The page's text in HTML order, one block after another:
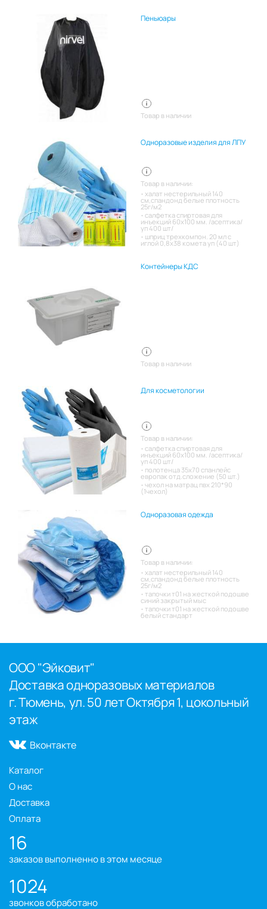
Пеньюары
Товар в наличии
Одноразовые изделия для ЛПУ
Товар в наличии:
халат нестерильный 140
см,спандонд белые плотность
25г/м2
салфетка спиртовая для
инъекций 60х100 мм. /асептика/
уп 400 шт/
шприц трехкомпон. 20 мл с
иглой 0,8х38 комета уп (40 шт)
Контейнеры КДС
Товар в наличии
Для косметологии
Товар в наличии:
салфетка спиртовая для
инъекций 60х100 мм. /асептика/
уп 400 шт/
полотенца 35х70 спанлейс
европак отд.сложение (50 шт.)
чехол на матрац пвх 210*90
(1чехол)
Одноразовая одежда
Товар в наличии:
халат нестерильный 140
см,спандонд белые плотность
25г/м2
тапочки т01 на жесткой подошве
синий закрытый мыс
тапочки т01 на жесткой подошве
белый стандарт
ООО "Эйковит"
Доставка одноразовых материалов
г. Тюмень, ул. 50 лет Октября 1, цокольный
этаж
Вконтакте
Каталог
О нас
Доставка
Оплата
16
заказов выполненно в этом месяце
1024
звонков обработано